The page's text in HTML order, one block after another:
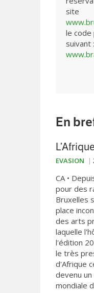
site
le code
suivant
En
EVASION
CA •
pour des
Bruxelles
place
des arts
laquelle
l'édition
le très
d'Afrique
devenu
mondiale